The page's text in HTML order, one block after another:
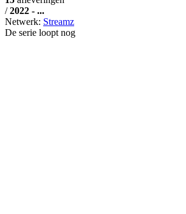
/ 2022 - ...
Netwerk: Streamz
De serie loopt nog